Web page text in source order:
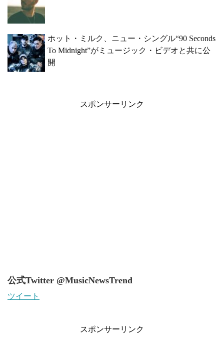
ホット・ミルク、ニュー・シングル“90 Seconds
To Midnight”がミュージック・ビデオと共に公
開
スポンサーリンク
公式Twitter @MusicNewsTrend
ツイート
スポンサーリンク